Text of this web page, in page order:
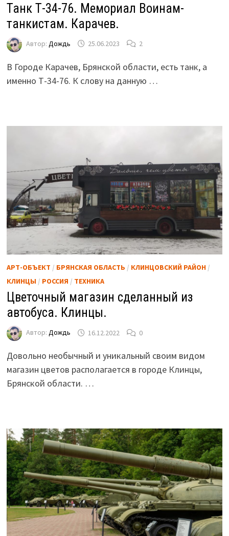
Танк Т-34-76. Мемориал Воинам-
танкистам. Карачев.
Автор: Дождь 25.06.2023 2
В Городе Карачев, Брянской области, есть танк, а
именно Т-34-76. К слову на данную …
АРТ-ОБЪЕКТ / БРЯНСКАЯ ОБЛАСТЬ / КЛИНЦОВСКИЙ РАЙОН/
КЛИНЦЫ / РОССИЯ / ТЕХНИКА
Цветочный магазин сделанный из
автобуса. Клинцы.
Автор: Дождь 16.12.2022 0
Довольно необычный и уникальный своим видом
магазин цветов располагается в городе Клинцы,
Брянской области. …